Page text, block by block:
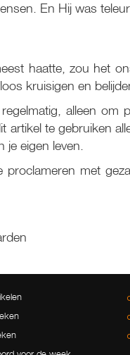
En Hij was
haatte, zou het
kruisigen en
alleen
artikel te gebruiken
eigen leven.
met